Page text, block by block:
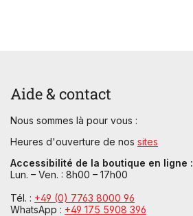
Aide & contact
Nous sommes là pour vous :
Heures d'ouverture de nos sites
Accessibilité de la boutique en ligne :
Lun. – Ven. : 8h00 – 17h00
Tél. : +49 (0) 7763 8000 96
WhatsApp : +49 175 5908 396